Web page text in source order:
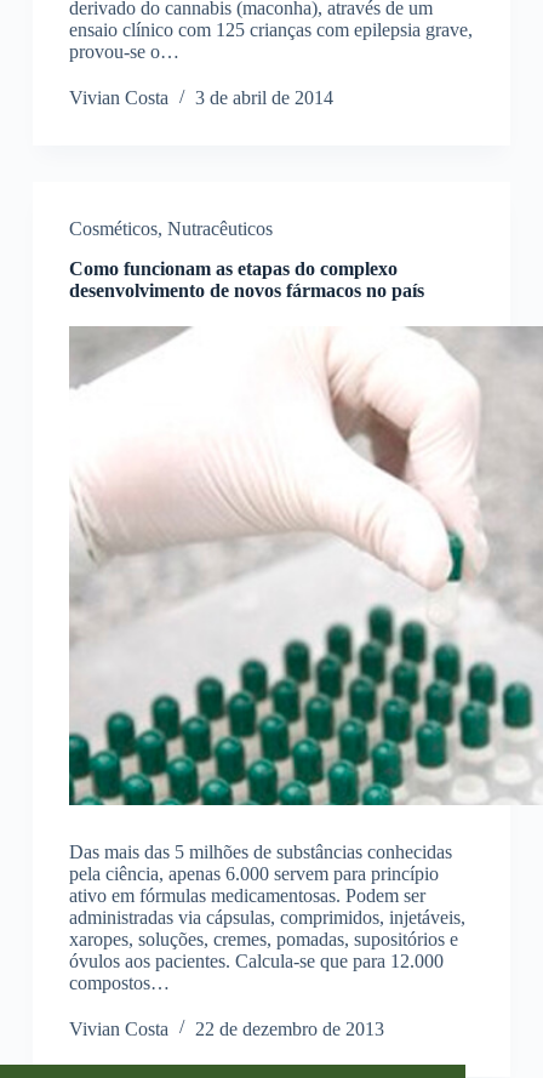
derivado do cannabis (maconha), através de um
ensaio clínico com 125 crianças com epilepsia grave,
provou-se o…
Vivian Costa 3 de abril de 2014
Cosméticos, Nutracêuticos
Como funcionam as etapas do complexo
desenvolvimento de novos fármacos no país
Das mais das 5 milhões de substâncias conhecidas
pela ciência, apenas 6.000 servem para princípio
ativo em fórmulas medicamentosas. Podem ser
administradas via cápsulas, comprimidos, injetáveis,
xaropes, soluções, cremes, pomadas, supositórios e
óvulos aos pacientes. Calcula-se que para 12.000
compostos…
Vivian Costa 22 de dezembro de 2013